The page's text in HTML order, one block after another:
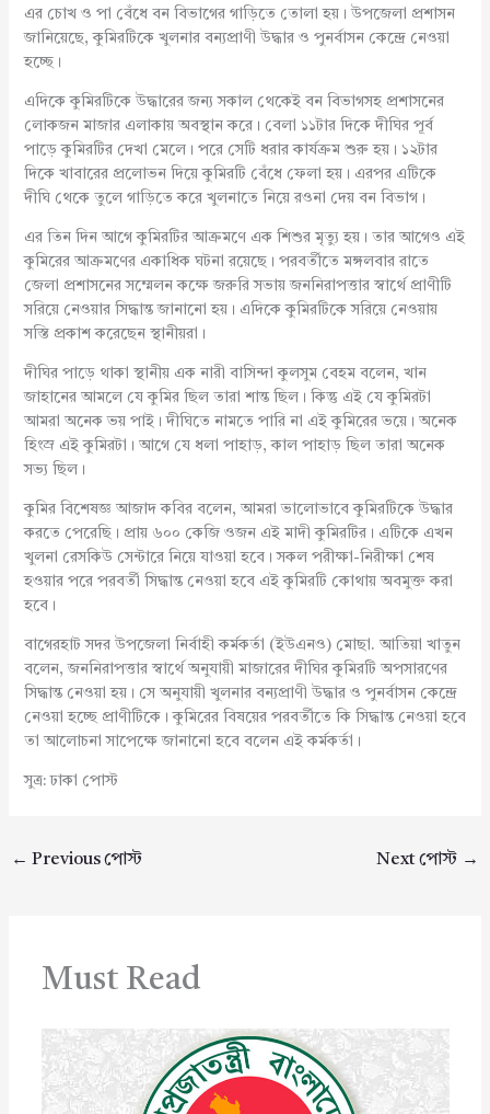
এর চোখ ও পা বেঁধে বন বিভাগের গাড়িতে তোলা হয়। উপজেলা প্রশাসন
জানিয়েছে, কুমিরটিকে খুলনার বন্যপ্রাণী উদ্ধার ও পুনর্বাসন কেন্দ্রে নেওয়া
হচ্ছে।
এদিকে কুমিরটিকে উদ্ধারের জন্য সকাল থেকেই বন বিভাগসহ প্রশাসনের
লোকজন মাজার এলাকায় অবস্থান করে। বেলা ১১টার দিকে দীঘির পূর্ব
পাড়ে কুমিরটির দেখা মেলে। পরে সেটি ধরার কার্যক্রম শুরু হয়। ১২টার
দিকে খাবারের প্রলোভন দিয়ে কুমিরটি বেঁধে ফেলা হয়। এরপর এটিকে
দীঘি থেকে তুলে গাড়িতে করে খুলনাতে নিয়ে রওনা দেয় বন বিভাগ।
এর তিন দিন আগে কুমিরটির আক্রমণে এক শিশুর মৃত্যু হয়। তার আগেও এই
কুমিরের আক্রমণের একাধিক ঘটনা রয়েছে। পরবর্তীতে মঙ্গলবার রাতে
জেলা প্রশাসনের সম্মেলন কক্ষে জরুরি সভায় জননিরাপত্তার স্বার্থে প্রাণীটি
সরিয়ে নেওয়ার সিদ্ধান্ত জানানো হয়। এদিকে কুমিরটিকে সরিয়ে নেওয়ায়
সস্তি প্রকাশ করেছেন স্থানীয়রা।
দীঘির পাড়ে থাকা স্থানীয় এক নারী বাসিন্দা কুলসুম বেহম বলেন, খান
জাহানের আমলে যে কুমির ছিল তারা শান্ত ছিল। কিন্তু এই যে কুমিরটা
আমরা অনেক ভয় পাই। দীঘিতে নামতে পারি না এই কুমিরের ভয়ে। অনেক
হিংস্র এই কুমিরটা। আগে যে ধলা পাহাড়, কাল পাহাড় ছিল তারা অনেক
সভ্য ছিল।
কুমির বিশেষজ্ঞ আজাদ কবির বলেন, আমরা ভালোভাবে কুমিরটিকে উদ্ধার
করতে পেরেছি। প্রায় ৬০০ কেজি ওজন এই মাদী কুমিরটির। এটিকে এখন
খুলনা রেসকিউ সেন্টারে নিয়ে যাওয়া হবে। সকল পরীক্ষা-নিরীক্ষা শেষ
হওয়ার পরে পরবর্তী সিদ্ধান্ত নেওয়া হবে এই কুমিরটি কোথায় অবমুক্ত করা
হবে।
বাগেরহাট সদর উপজেলা নির্বাহী কর্মকর্তা (ইউএনও) মোছা. আতিয়া খাতুন
বলেন, জননিরাপত্তার স্বার্থে অনুযায়ী মাজারের দীঘির কুমিরটি অপসারণের
সিদ্ধান্ত নেওয়া হয়। সে অনুযায়ী খুলনার বন্যপ্রাণী উদ্ধার ও পুনর্বাসন কেন্দ্রে
নেওয়া হচ্ছে প্রাণীটিকে। কুমিরের বিষয়ের পরবর্তীতে কি সিদ্ধান্ত নেওয়া হবে
তা আলোচনা সাপেক্ষে জানানো হবে বলেন এই কর্মকর্তা।
সুত্র: ঢাকা পোস্ট
← Previous পোস্ট Next পোস্ট →
Must Read